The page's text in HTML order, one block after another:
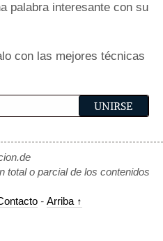
palabra interesante con su
con las mejores técnicas
total o parcial de los contenidos
- Arriba ↑